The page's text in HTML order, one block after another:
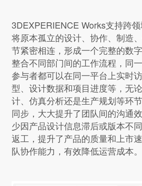
3DEXPERIENCE Works支持跨领
将原本孤立的设计、协作、制造
节紧密相连，形成一个完整的数
整合不同部门间的工作流程，同
参与者都可以在同一平台上实时
型、设计数据和项目进度等，无
计、仿真分析还是生产规划等环
同步，大大提升了团队间的沟通
少因产品设计信息滞后或版本不
返工，提升了产品的质量和上市
队协作能力，有效降低运营成本。